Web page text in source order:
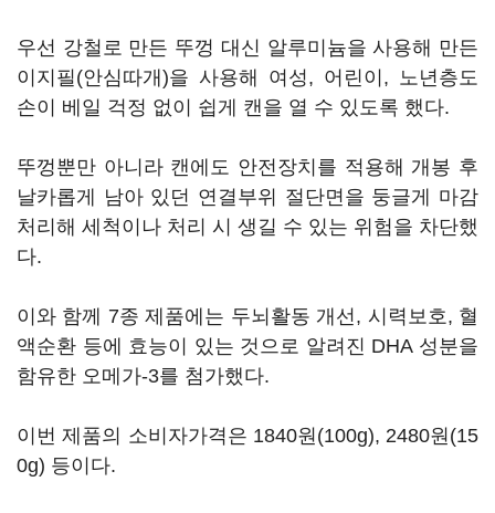
우선 강철로 만든 뚜껑 대신 알루미늄을 사용해 만든
이지필(안심따개)을 사용해 여성, 어린이, 노년층도
손이 베일 걱정 없이 쉽게 캔을 열 수 있도록 했다.
뚜껑뿐만 아니라 캔에도 안전장치를 적용해 개봉 후
날카롭게 남아 있던 연결부위 절단면을 둥글게 마감
처리해 세척이나 처리 시 생길 수 있는 위험을 차단했
다.
이와 함께 7종 제품에는 두뇌활동 개선, 시력보호, 혈
액순환 등에 효능이 있는 것으로 알려진 DHA 성분을
함유한 오메가-3를 첨가했다.
이번 제품의 소비자가격은 1840원(100g), 2480원(15
0g) 등이다.